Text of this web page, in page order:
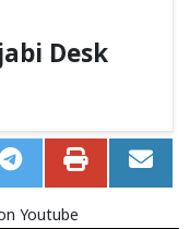
Desk
Youtube